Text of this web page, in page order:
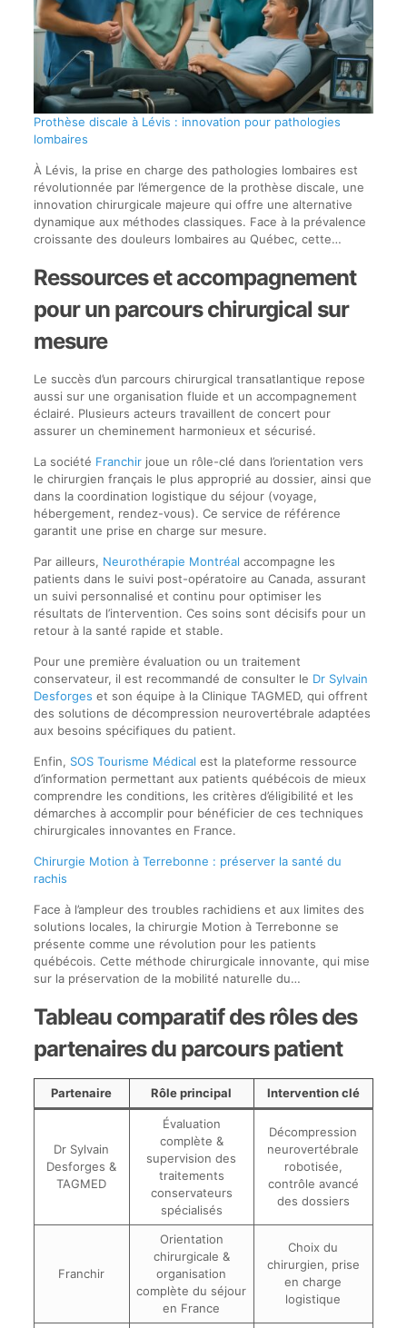
saisie
Prothèse discale à Lévis : innovation pour pathologies
lombaires
À Lévis, la prise en charge des pathologies lombaires est
révolutionnée par l’émergence de la prothèse discale, une
innovation chirurgicale majeure qui offre une alternative
dynamique aux méthodes classiques. Face à la prévalence
croissante des douleurs lombaires au Québec, cette…
Ressources et accompagnement
pour un parcours chirurgical sur
mesure
Le succès d’un parcours chirurgical transatlantique repose
aussi sur une organisation fluide et un accompagnement
éclairé. Plusieurs acteurs travaillent de concert pour
assurer un cheminement harmonieux et sécurisé.
La société Franchirjoue un rôle-clé dans l’orientation vers
le chirurgien français le plus approprié au dossier, ainsi que
dans la coordination logistique du séjour (voyage,
hébergement, rendez-vous). Ce service de référence
garantit une prise en charge sur mesure.
Par ailleurs, Neurothérapie Montréal accompagne les
patients dans le suivi post-opératoire au Canada, assurant
un suivi personnalisé et continu pour optimiser les
résultats de l’intervention. Ces soins sont décisifs pour un
retour à la santé rapide et stable.
Pour une première évaluation ou un traitement
conservateur, il est recommandé de consulter le Dr Sylvain
Desforges et son équipe à la Clinique TAGMED, qui offrent
des solutions de décompression neurovertébrale adaptées
aux besoins spécifiques du patient.
Enfin, SOS Tourisme Médical est la plateforme ressource
d’information permettant aux patients québécois de mieux
comprendre les conditions, les critères d’éligibilité et les
démarches à accomplir pour bénéficier de ces techniques
chirurgicales innovantes en France.
Chirurgie Motion à Terrebonne : préserver la santé du
rachis
Face à l’ampleur des troubles rachidiens et aux limites des
solutions locales, la chirurgie Motion à Terrebonne se
présente comme une révolution pour les patients
québécois. Cette méthode chirurgicale innovante, qui mise
sur la préservation de la mobilité naturelle du…
Tableau comparatif des rôles des
partenaires du parcours patient
Partenaire Rôle principal Intervention clé
Dr Sylvain
Desforges &
TAGMED
Évaluation
complète &
supervision des
traitements
conservateurs
spécialisés
Décompression
neurovertébrale
robotisée,
contrôle avancé
des dossiers
Franchir
Orientation
chirurgicale &
organisation
complète du séjour
en France
Choix du
chirurgien, prise
en charge
logistique